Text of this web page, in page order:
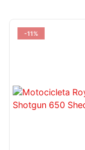
-11%
10,00lei